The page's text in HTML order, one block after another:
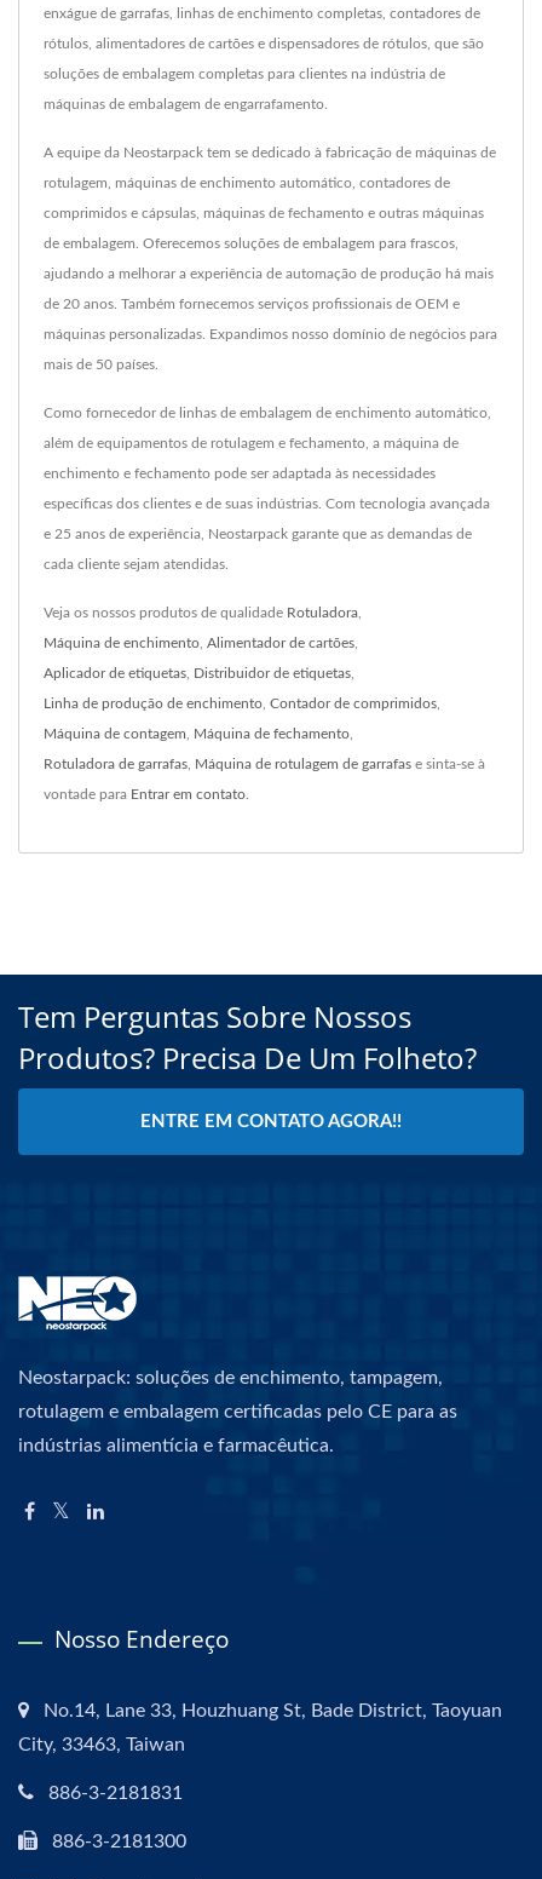
enxágue de garrafas, linhas de enchimento completas, contadores de
rótulos, alimentadores de cartões e dispensadores de rótulos, que são
soluções de embalagem completas para clientes na indústria de
máquinas de embalagem de engarrafamento.
A equipe da Neostarpack tem se dedicado à fabricação de máquinas de
rotulagem, máquinas de enchimento automático, contadores de
comprimidos e cápsulas, máquinas de fechamento e outras máquinas
de embalagem. Oferecemos soluções de embalagem para frascos,
ajudando a melhorar a experiência de automação de produção há mais
de 20 anos. Também fornecemos serviços profissionais de OEM e
máquinas personalizadas. Expandimos nosso domínio de negócios para
mais de 50 países.
Como fornecedor de linhas de embalagem de enchimento automático,
além de equipamentos de rotulagem e fechamento, a máquina de
enchimento e fechamento pode ser adaptada às necessidades
específicas dos clientes e de suas indústrias. Com tecnologia avançada
e 25 anos de experiência, Neostarpack garante que as demandas de
cada cliente sejam atendidas.
Veja os nossos produtos de qualidade Rotuladora
Máquina de enchimento Alimentador de cartões
Aplicador de etiquetas Distribuidor de etiquetas
Linha de produção de enchimento Contador de comprimidos
Máquina de contagem Máquina de fechamento
Rotuladora de garrafas Máquina de rotulagem de garrafas e sinta-se à
vontade para Entrar em contato
Tem Perguntas Sobre Nossos
Produtos? Precisa De Um Folheto?
ENTRE EM CONTATO AGORA!!
Neostarpack: soluções de enchimento, tampagem,
rotulagem e embalagem certificadas pelo CE para as
indústrias alimentícia e farmacêutica.
Nosso Endereço
No.14, Lane 33, Houzhuang St, Bade District, Taoyuan
City, 33463, Taiwan
886-3-2181831
886-3-2181300